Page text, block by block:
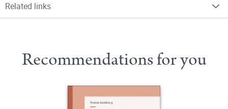
Related links
Recommendations for you